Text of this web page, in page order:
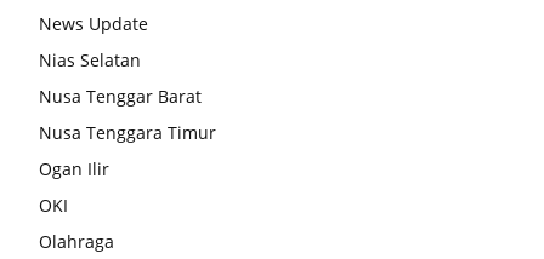
News Update
Nias Selatan
Nusa Tenggar Barat
Nusa Tenggara Timur
Ogan Ilir
OKI
Olahraga